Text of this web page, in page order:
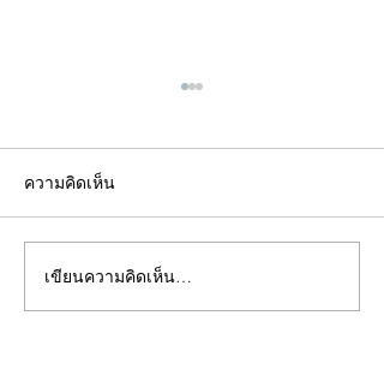
คอลัมน์"จับชีพจรวงการ
พระ"ประจำพุธที่ 29
ความคิดเห็น
เขียนความคิดเห็น…